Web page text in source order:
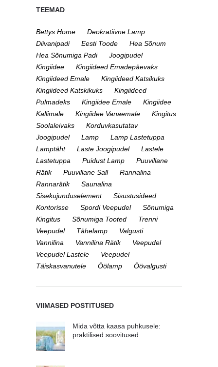
TEEMAD
Bettys Home
Deokratiivne Lamp
Diivanipadi
Eesti Toode
Hea Sõnum
Hea Sõnumiga Padi
Joogipudel
Kingiidee
Kingiideed Emadepäevaks
Kingiideed Emale
Kingiideed Katsikuks
Kingiideed Katskikuks
Kingiideed
Pulmadeks
Kingiidee Emale
Kingiidee
Kallimale
Kingiidee Vanaemale
Kingitus
Soolaleivaks
Korduvkasutatav
Joogipudel
Lamp
Lamp Lastetuppa
Lamptäht
Laste Joogipudel
Lastele
Lastetuppa
Puidust Lamp
Puuvillane
Rätik
Puuvillane Sall
Rannalina
Rannarätik
Saunalina
Sisekujunduselement
Sisustusideed
Kontorisse
Spordi Veepudel
Sõnumiga
Kingitus
Sõnumiga Tooted
Trenni
Veepudel
Tähelamp
Valgusti
Vannilina
Vannilina Rätik
Veepudel
Veepudel Lastele
Veepudel
Täiskasvanutele
Öölamp Öövalgusti
VIIMASED POSTITUSED
Mida võtta kaasa puhkusele:
praktilised soovitused